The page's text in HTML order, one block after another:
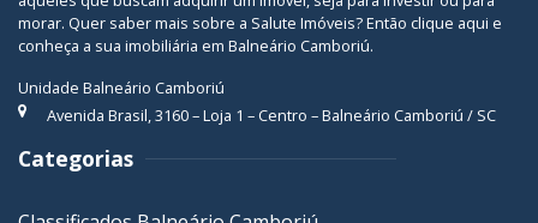
morar. Quer saber mais sobre a Salute Imóveis? Então clique aqui e
conheça a sua imobiliária em Balneário Camboriú.
Unidade Balneário Camboriú
Avenida Brasil, 3160 – Loja 1 – Centro – Balneário Camboriú / SC
Categorias